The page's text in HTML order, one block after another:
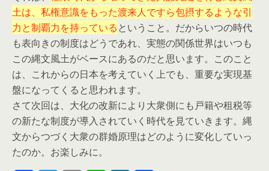
土は、私権意識をもった渡来人ですら包摂するような引
力と制覇力を持っているということ。だからいつの時代
も表向きの制度はどうであれ、実態の関係世界はいつも
この縄文風土がベースにあるのだと思います。このこと
は、これからの日本を考えていく上でも、重要な実現基
盤になってくると思われます。
さて次回は、大化の改新により大衆側にも戸籍や租税等
の新たな制度が導入されていく時代を見ていきます。縄
文からつづく大衆の群婚原理はどのように変化していっ
たのか。お楽しみに。